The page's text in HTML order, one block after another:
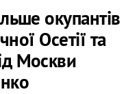
окупантів
Осетії та
Москви